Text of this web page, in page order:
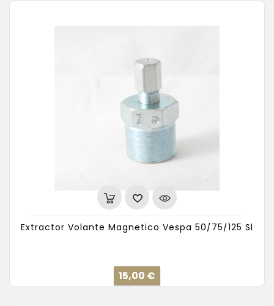
Extractor Volante Magnetico Vespa 50/75/125 Sl
15,00 €